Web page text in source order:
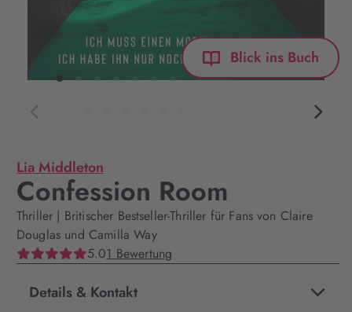
Blick ins Buch
Lia Middleton
Confession Room
Thriller | Britischer Bestseller-Thriller für Fans von Claire
Douglas und Camilla Way
5.01 Bewertung
Details & Kontakt